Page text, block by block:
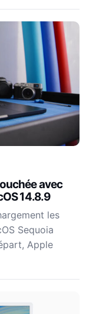
avec
14.8.9
les
Sequoia
Apple